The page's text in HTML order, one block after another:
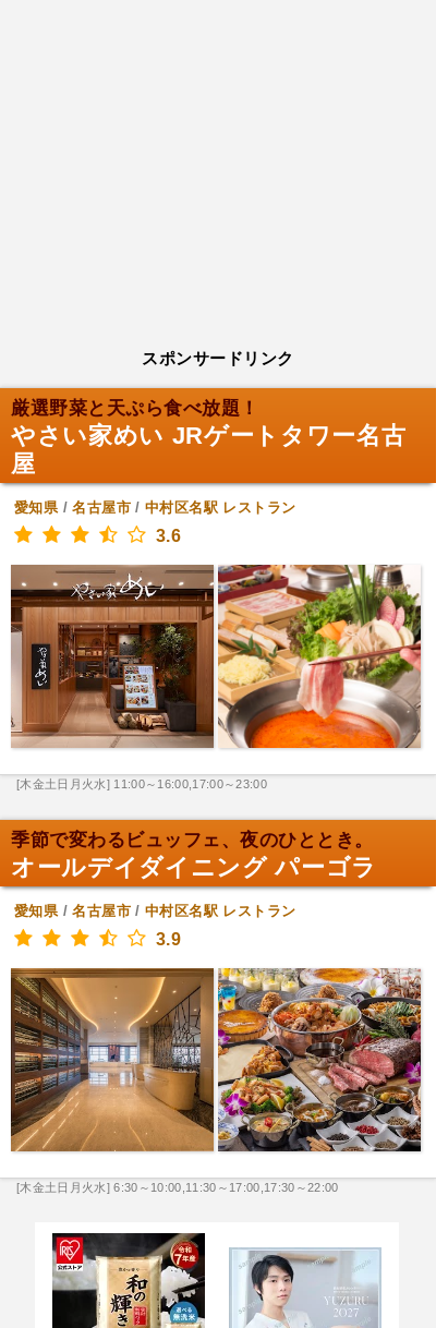
スポンサードリンク
厳選野菜と天ぷら食べ放題！
やさい家めい JRゲートタワー名古
屋
愛知県/名古屋市/中村区名駅 レストラン
3.6
[木金土日月火水] 11:00～16:00,17:00～23:00
季節で変わるビュッフェ、夜のひととき。
オールデイダイニング パーゴラ
愛知県/名古屋市/中村区名駅 レストラン
3.9
[木金土日月火水] 6:30～10:00,11:30～17:00,17:30～22:00